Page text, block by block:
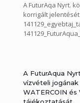
A FuturAqa Nyrt.
korrigált jelentését
A FuturAqua
vízvételi jogának
WATERCOIN